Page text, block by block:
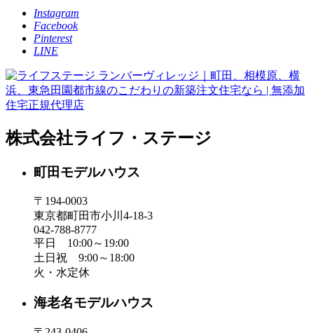
Instagram
Facebook
Pinterest
LINE
株式会社ライフ・ステージ
町田モデルハウス
〒194-0003
東京都町田市小川4-18-3
042-788-8777
平日 10:00～19:00
土日祝 9:00～18:00
火・水定休
海老名モデルハウス